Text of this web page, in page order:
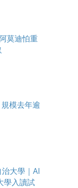
莫迪怕重
模去年逾
大學｜AI
學入讀試